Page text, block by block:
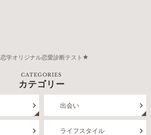
恋学オリジナル恋愛診断テスト
CATEGORIES
カテゴリー
出会い
ライフスタイル